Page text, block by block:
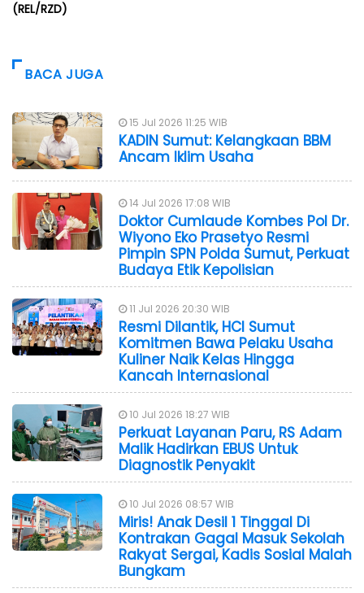
(REL/RZD)
BACA JUGA
15 Jul 2026 11:25 WIB
KADIN Sumut: Kelangkaan BBM
Ancam Iklim Usaha
14 Jul 2026 17:08 WIB
Doktor Cumlaude Kombes Pol Dr.
Wiyono Eko Prasetyo Resmi
Pimpin SPN Polda Sumut, Perkuat
Budaya Etik Kepolisian
11 Jul 2026 20:30 WIB
Resmi Dilantik, HCI Sumut
Komitmen Bawa Pelaku Usaha
Kuliner Naik Kelas Hingga
Kancah Internasional
10 Jul 2026 18:27 WIB
Perkuat Layanan Paru, RS Adam
Malik Hadirkan EBUS Untuk
Diagnostik Penyakit
10 Jul 2026 08:57 WIB
Miris! Anak Desil 1 Tinggal Di
Kontrakan Gagal Masuk Sekolah
Rakyat Sergai, Kadis Sosial Malah
Bungkam